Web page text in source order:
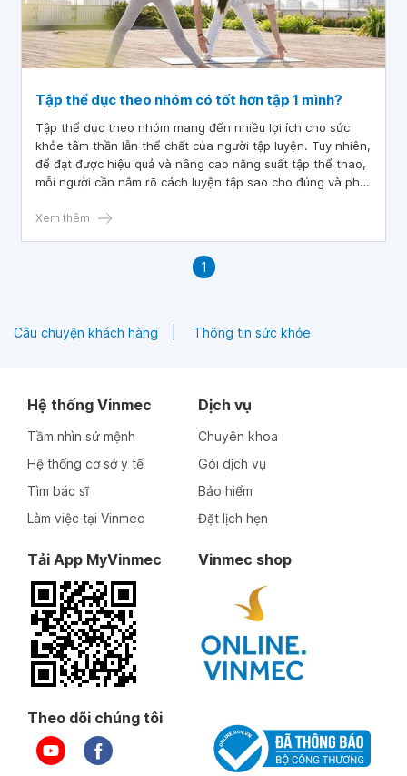
Tập thể dục theo nhóm có tốt hơn tập 1 mình?
Tập thể dục theo nhóm mang đến nhiều lợi ích cho sức
khỏe tâm thần lẫn thể chất của người tập luyện. Tuy nhiên,
để đạt được hiệu quả và nâng cao năng suất tập thể thao,
mỗi người cần nắm rõ cách luyện tập sao cho đúng và phù
Xem thêm
1
Câu chuyện khách hàng Thông tin sức khỏe
Hệ thống Vinmec
Tầm nhìn sứ mệnh
Hệ thống cơ sở y tế
Tìm bác sĩ
Làm việc tại Vinmec
Dịch vụ
Chuyên khoa
Gói dịch vụ
Bảo hiểm
Đặt lịch hẹn
Tải App MyVinmec Vinmec shop
Theo dõi chúng tôi